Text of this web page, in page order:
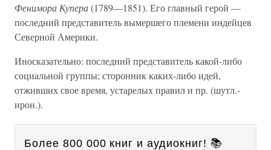
Фенимора Купера(1789—1851). Его главный герой —
последний представитель вымершего племени индейцев
Северной Америки.
Иносказательно: последний представитель какой-либо
социальной группы; сторонник каких-либо идей,
отживших свое время, устарелых правил и пр. (шутл.-
ирон.).
Более 800 000 книг и аудиокниг! 📚